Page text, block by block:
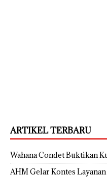
ARTIKEL TERBARU
Wahana Condet Buktikan
AHM Gelar Kontes